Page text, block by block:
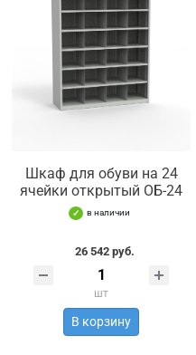
Шкаф для обуви на 24
ячейки открытый ОБ-24
в наличии
26 542 руб.
шт
В корзину